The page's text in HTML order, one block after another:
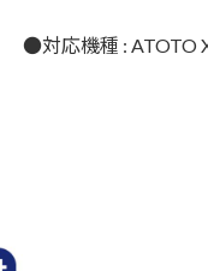
●対応機種 : ATOTO